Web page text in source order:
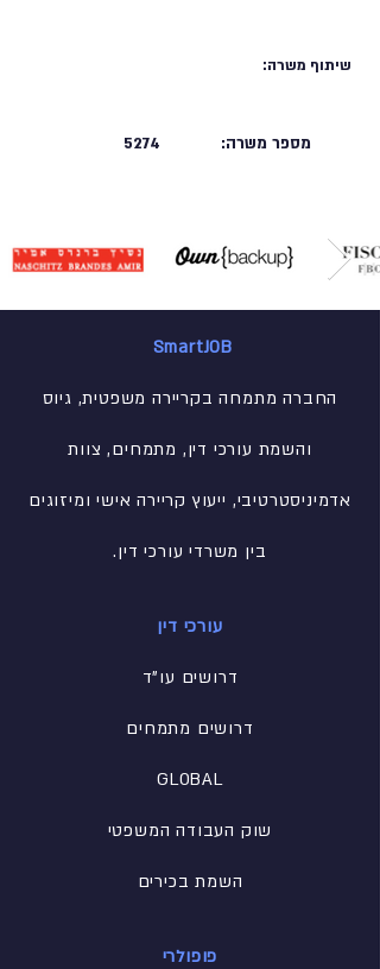
שיתוף משרה:
5274 מספר משרה:
SmartJOB
החברה מתמחה בקריירה משפטית, גיוס
והשמת עורכי דין, מתמחים, צוות
אדמיניסטרטיבי, ייעוץ קריירה אישי ומיזוגים
בין משרדי עורכי דין.
עורכי דין
דרושים עו"ד
דרושים מתמחים
GLOBAL
שוק העבודה המשפטי
השמת בכירים
פופולרי